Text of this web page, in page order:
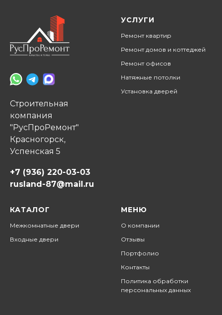
Строительная
компания
"РусПроРемонт"
Красногорск,
Успенская 5
+7 (936) 220-03-03
rusland-87@mail.ru
УСЛУГИ
Ремонт квартир
Ремонт домов и коттеджей
Ремонт офисов
Натяжные потолки
Установка дверей
КАТАЛОГ
Межкомнатные двери
Входные двери
МЕНЮ
О компании
Отзывы
Портфолио
Контакты
Политика обработки
персональных данных